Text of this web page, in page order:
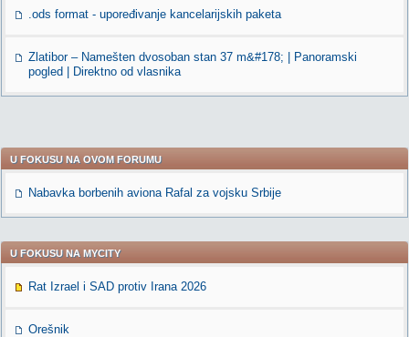
.ods format - upoređivanje kancelarijskih paketa
Zlatibor – Namešten dvosoban stan 37 m&#178; | Panoramski
pogled | Direktno od vlasnika
U FOKUSU NA OVOM FORUMU
Nabavka borbenih aviona Rafal za vojsku Srbije
U FOKUSU NA MYCITY
Rat Izrael i SAD protiv Irana 2026
Orešnik